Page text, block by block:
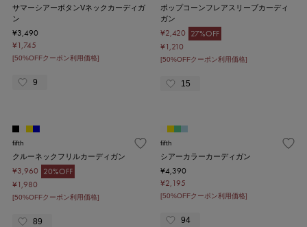
サマーシアーボタンVネックカーディガ
ン
¥3,490
¥1,745
[50%OFFクーポン利用価格]
9
ポップコーンフレアスリーブカーディ
ガン
¥2,420 27%OFF
¥1,210
[50%OFFクーポン利用価格]
15
fifth
クルーネックフリルカーディガン
¥3,960 20%OFF
¥1,980
[50%OFFクーポン利用価格]
89
fifth
シアーカラーカーディガン
¥4,390
¥2,195
[50%OFFクーポン利用価格]
94